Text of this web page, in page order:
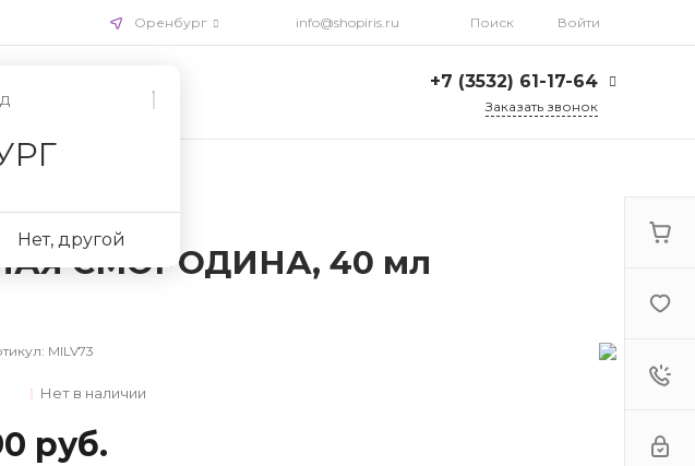
Оренбург
Нет, другой
info@shopiris.ru Поиск Войти
+7 (3532) 61-17-64
Заказать звонок
СМОРОДИНА, 40 мл
MILV73
Нет в наличии
руб.